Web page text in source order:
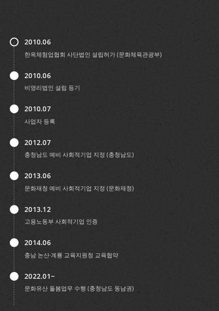
2010.06
한옥체험업협회 사단법인 설립허가 (문화체육관광부)
2010.06
비영리법인 설립 등기
2010.07
사업자 등록
2013.06
문화재청 예비 사회적기업 지정 (문화재청)
2012.07
충청남도 예비 사회적기업 지정 (충청남도)
2013.12
고용노동부 사회적기업 인증
2014.06
충남 논산·계룡 교육지원청 교육협약
2022.01~
문화유산 돌봄업무 수행 (충청남도 동남권)